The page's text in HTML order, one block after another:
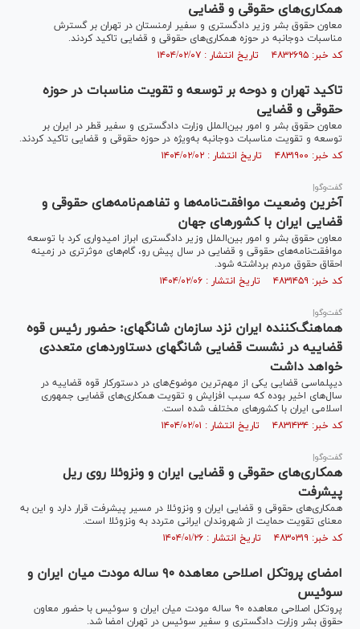
همکاری‌های حقوقی و قضایی
معاون حقوق بشر وزیر دادگستری و سفیر ارمنستان در تهران بر گسترش
مناسبات دوجانبه در حوزه همکاری‌های حقوقی و قضایی تاکید کردند.
کد خبر: ۴۸۳۲۶۹۵ تاریخ انتشار : ۱۴۰۴/۰۲/۰۷
تاکید تهران و دوحه بر توسعه و تقویت مناسبات در حوزه
حقوقی و قضایی
معاون حقوق بشر و امور بین‌الملل وزارت دادگستری و سفیر قطر در ایران بر
توسعه و تقویت مناسبات دوجانبه به‌ویژه در حوزه حقوقی و قضایی تاکید کردند.
کد خبر: ۴۸۳۱۹۰۰ تاریخ انتشار : ۱۴۰۴/۰۲/۰۲
گفت‌و‌گو|
آخرین وضعیت موافقت‌نامه‌ها و تفاهم‌نامه‌های حقوقی و
قضایی ایران با کشورهای جهان
معاون حقوق بشر و امور بین‌الملل وزیر دادگستری ابراز امیدواری کرد با توسعه
موافقت‌نامه‌های حقوقی و قضایی در سال پیش رو، گام‌های موثرتری در زمینه
احقاق حقوق مردم برداشته شود.
کد خبر: ۴۸۳۱۴۵۹ تاریخ انتشار : ۱۴۰۴/۰۲/۰۶
گفت‌وگو|
هماهنگ‌کننده ایران نزد سازمان شانگهای: حضور رئیس قوه
قضاییه در نشست قضایی شانگهای دستاوردهای متعددی
خواهد داشت
دیپلماسی قضایی یکی از مهم‌ترین موضوع‌های در دستورکار قوه قضاییه در
سال‌های اخیر بوده که سبب افزایش و تقویت همکاری‌های قضایی جمهوری
اسلامی ایران با کشورهای مختلف شده است.
کد خبر: ۴۸۳۱۴۳۴ تاریخ انتشار : ۱۴۰۴/۰۲/۰۱
گفت‌وگو|
همکاری‌های حقوقی و قضایی ایران و ونزوئلا روی ریل
پیشرفت
همکاری‌های حقوقی و قضایی ایران و ونزوئلا در مسیر پیشرفت قرار دارد و این به
معنای تقویت حمایت از شهروندان ایرانی متردد به ونزوئلا است.
کد خبر: ۴۸۳۰۳۱۹ تاریخ انتشار : ۱۴۰۴/۰۱/۲۶
امضای پروتکل اصلاحی معاهده ۹۰ ساله مودت میان ایران و
سوئیس
پروتکل اصلاحی معاهده ۹۰ ساله مودت میان ایران و سوئیس با حضور معاون
حقوق بشر وزارت دادگستری و سفیر سوئیس در تهران امضا شد.